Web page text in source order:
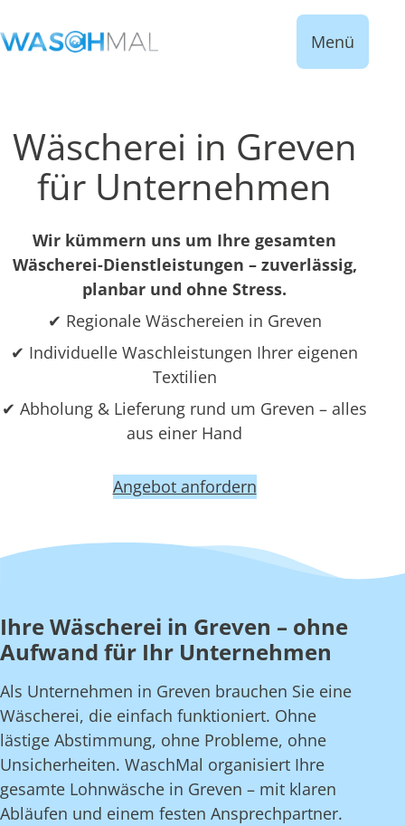
Menü
Wäscherei in Greven
für Unternehmen
Wir kümmern uns um Ihre gesamten
Wäscherei-Dienstleistungen – zuverlässig,
planbar und ohne Stress.
✔ Regionale Wäschereien in Greven
✔ Individuelle Waschleistungen Ihrer eigenen
Textilien
✔ Abholung & Lieferung rund um Greven – alles
aus einer Hand
Angebot anfordern
Ihre Wäscherei in Greven – ohne
Aufwand für Ihr Unternehmen
Als Unternehmen in Greven brauchen Sie eine
Wäscherei, die einfach funktioniert. Ohne
lästige Abstimmung, ohne Probleme, ohne
Unsicherheiten. WaschMal organisiert Ihre
gesamte Lohnwäsche in Greven – mit klaren
Abläufen und einem festen Ansprechpartner.